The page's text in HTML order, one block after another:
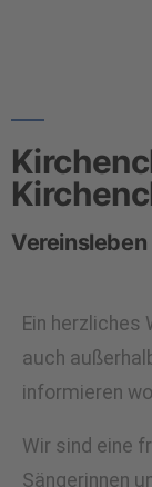
Ein herzliches
auch
informieren
Wir sind eine
Sängerinnen